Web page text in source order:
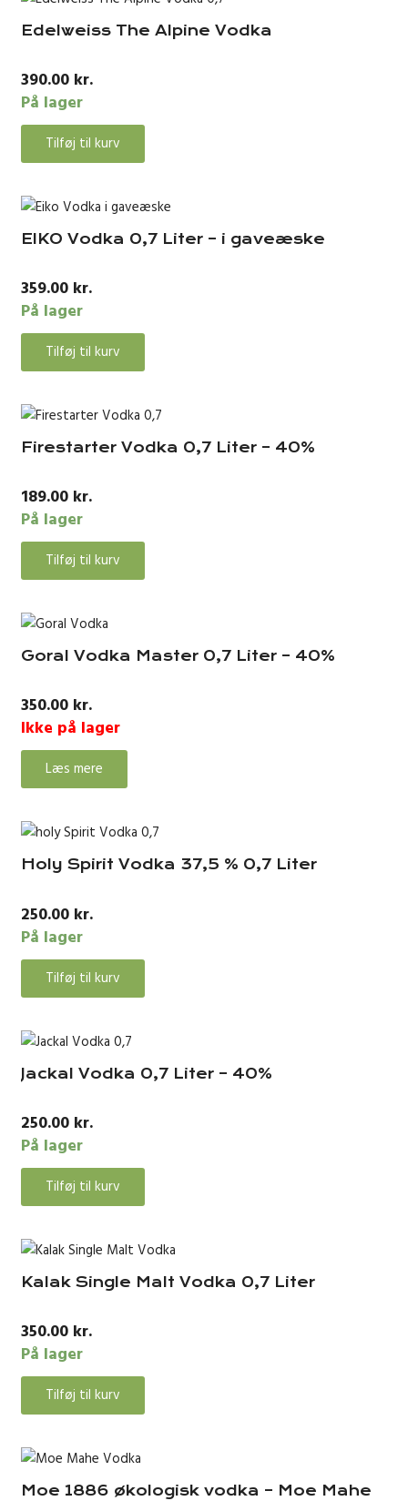
Edelweiss The Alpine Vodka
390.00 kr.
På lager
Tilføj til kurv
EIKO Vodka 0,7 Liter – i gaveæske
359.00 kr.
På lager
Tilføj til kurv
Firestarter Vodka 0,7 Liter – 40%
189.00 kr.
På lager
Tilføj til kurv
Goral Vodka Master 0,7 Liter – 40%
350.00 kr.
Ikke på lager
Læs mere
Holy Spirit Vodka 37,5 % 0,7 Liter
250.00 kr.
På lager
Tilføj til kurv
Jackal Vodka 0,7 Liter – 40%
250.00 kr.
På lager
Tilføj til kurv
Kalak Single Malt Vodka 0,7 Liter
350.00 kr.
På lager
Tilføj til kurv
Moe 1886 økologisk vodka – Moe Mahe